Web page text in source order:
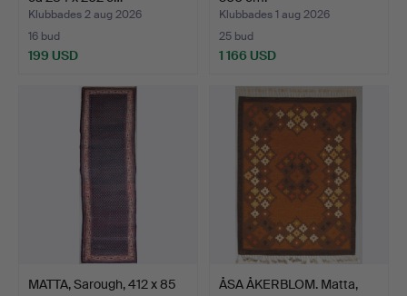
Klubbades 2 aug 2026
16 bud
199 USD
Klubbades 1 aug 2026
25 bud
1 166 USD
föremål
MATTA, Sarough, 412 x 85
ÅSA ÅKERBLOM. Matta,